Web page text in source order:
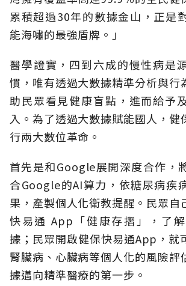
累積超過30年的數據金山，正是
能海嘯的最強盾牌。」
醫學證實，四到六成的慢性病是
慣，唯有透過大數據精準分析與行
助民眾看見健康盲點，進而給予
入。為了透過大數據賦能國人，健
行兩大數位革命。
首先是和Google展開深度合作，
合Google的AI算力，依糖尿病疾
果，產製個人化衛教提醒。民眾自
快易通 App「健康存摺」，了
據；民眾開啟健保快易通App，就
腎臟病、心臟病等個人化的風險評
據邁向精準醫療的第一步。